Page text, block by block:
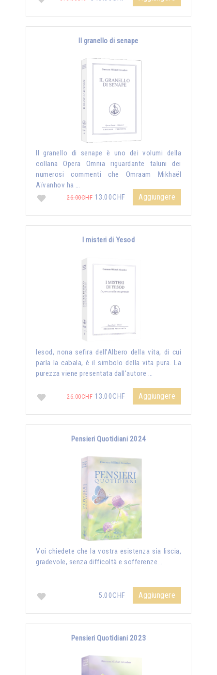
Il granello di senape
Il granello di senape è uno dei volumi della
collana Opera Omnia riguardante taluni dei
numerosi commenti che Omraam Mikhaël
Aïvanhov ha …
26.00CHF 13.00CHF Aggiungere
I misteri di Yesod
Iesod, nona sefira dell’Albero della vita, di cui
parla la cabala, è il simbolo della vita pura. La
purezza viene presentata dall'autore …
26.00CHF 13.00CHF Aggiungere
Pensieri Quotidiani 2024
Voi chiedete che la vostra esistenza sia liscia,
gradevole, senza difficoltà e sofferenze...
5.00CHF Aggiungere
Pensieri Quotidiani 2023